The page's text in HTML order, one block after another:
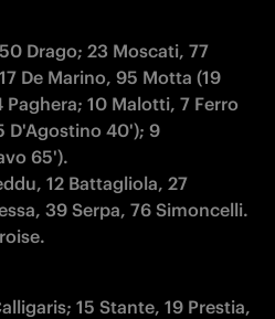
50 Drago; 23 Moscati, 77
De Marino, 95 Motta (19
10 Malotti, 7 Ferro
D'Agostino 40'); 9
12 Battagliola, 27
15 Stante, 19 Prestia,